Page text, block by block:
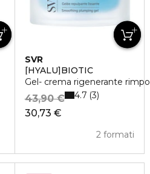
SVR
[HYALU]BIOTIC
Gel- crema rigenerante
30,73 €
43,90 €
2 formati
4.7 3